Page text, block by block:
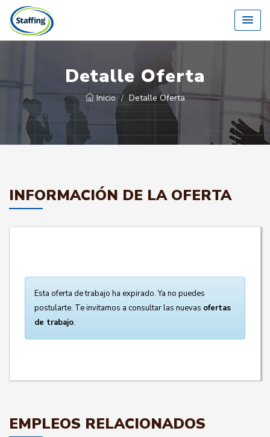
Detalle Oferta
Inicio Detalle Oferta
INFORMACIÓN DE LA OFERTA
Esta oferta de trabajo ha expirado. Ya no puedes
postularte. Te invitamos a consultar las nuevas ofertas
de trabajo.
EMPLEOS RELACIONADOS